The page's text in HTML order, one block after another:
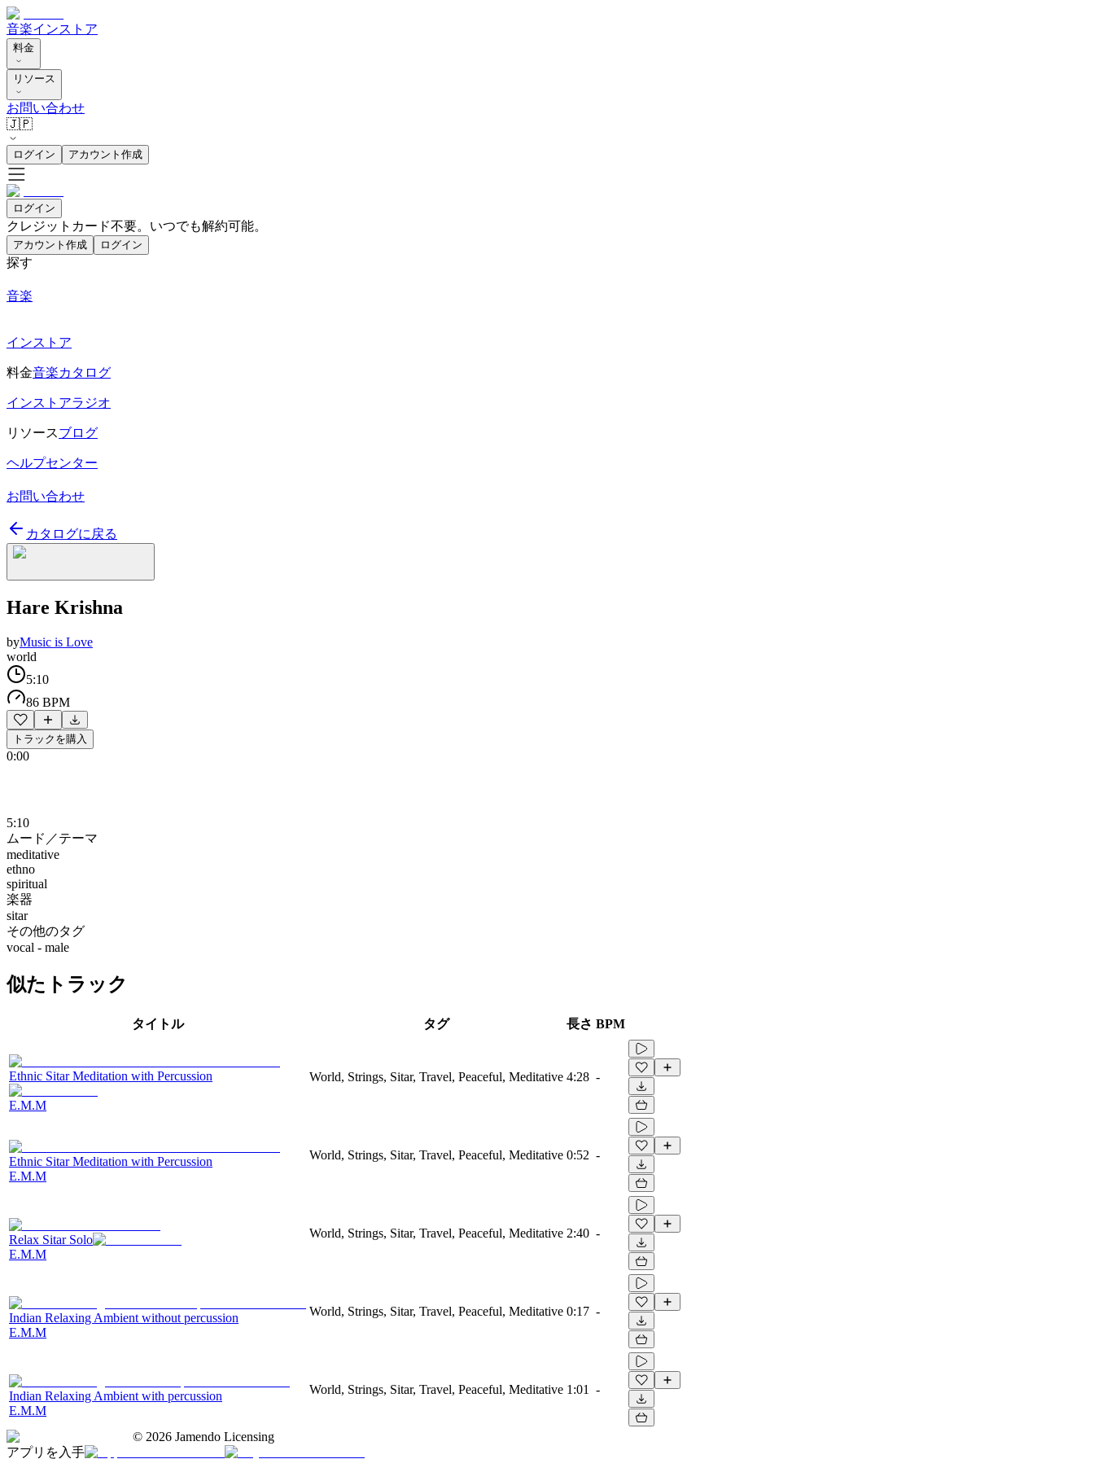
音楽インストア
料金
リソース
お問い合わせ
🇯🇵
ログイン アカウント作成
ログイン
クレジットカード不要。いつでも解約可能。
アカウント作成 ログイン
探す
音楽
インストア
料金音楽カタログ
インストアラジオ
リソースブログ
ヘルプセンター
お問い合わせ
カタログに戻る
Hare Krishna
byMusic is Love
world
5:10
86 BPM
トラックを購入
0:00
5:10
ムード／テーマ
meditative
ethno
spiritual
楽器
sitar
その他のタグ
vocal - male
似たトラック
タイトル タグ 長さ BPM
Ethnic Sitar Meditation with Percussion
E.M.M
World, Strings, Sitar, Travel, Peaceful, Meditative 4:28 -
Ethnic Sitar Meditation with Percussion
E.M.M
World, Strings, Sitar, Travel, Peaceful, Meditative 0:52 -
Relax Sitar Solo
E.M.M
World, Strings, Sitar, Travel, Peaceful, Meditative 2:40 -
Indian Relaxing Ambient without percussion
E.M.M
World, Strings, Sitar, Travel, Peaceful, Meditative 0:17 -
Indian Relaxing Ambient with percussion
E.M.M
World, Strings, Sitar, Travel, Peaceful, Meditative 1:01 -
© 2026 Jamendo Licensing
アプリを入手